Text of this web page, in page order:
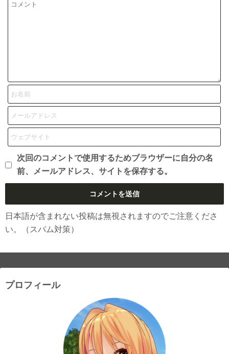
次回のコメントで使用するためブラウザーに自分の名
前、メールアドレス、サイトを保存する。
日本語が含まれない投稿は無視されますのでご注意くださ
い。（スパム対策）
プロフィール